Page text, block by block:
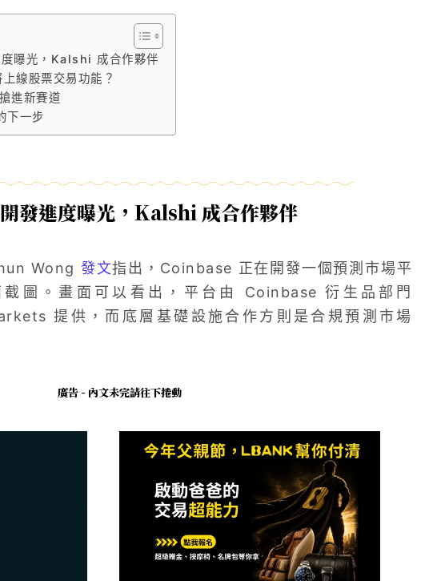
曝光，Kalshi 成合作夥伴
線股票交易功能？
進新賽道
一步
發進度曝光，Kalshi 成合作夥伴
Wong 發文指出，Coinbase 正在開發一個預測市場平
圖。畫面可以看出，平台由 Coinbase 衍生品部門
提供，而底層基礎設施合作方則是合規預測市場
廣告 - 內文未完請往下捲動